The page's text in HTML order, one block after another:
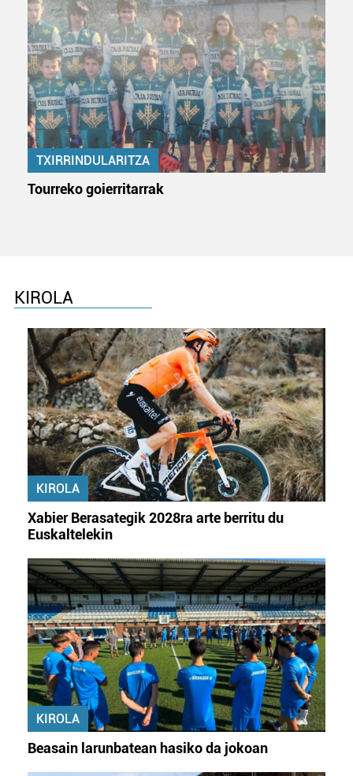
TXIRRINDULARITZA
Tourreko goierritarrak
KIROLA
KIROLA
Xabier Berasategik 2028ra arte berritu du
Euskaltelekin
KIROLA
Beasain larunbatean hasiko da jokoan